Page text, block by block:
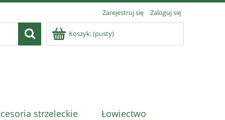
Zarejestruj się Zaloguj się
Koszyk:(pusty)
strzeleckie Łowiectwo